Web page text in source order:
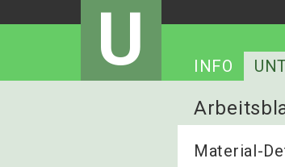
U INFO
Material-